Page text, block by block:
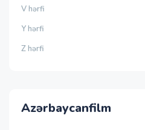
V hərfi
Y hərfi
Z hərfi
Azərbaycanfilm